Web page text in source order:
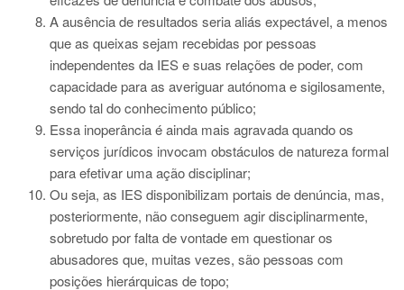
A ausência de resultados seria aliás expectável, a menos
que as queixas sejam recebidas por pessoas
independentes da IES e suas relações de poder, com
capacidade para as averiguar autónoma e sigilosamente,
sendo tal do conhecimento público;
Essa inoperância é ainda mais agravada quando os
serviços jurídicos invocam obstáculos de natureza formal
para efetivar uma ação disciplinar;
Ou seja, as IES disponibilizam portais de denúncia, mas,
posteriormente, não conseguem agir disciplinarmente,
sobretudo por falta de vontade em questionar os
abusadores que, muitas vezes, são pessoas com
posições hierárquicas de topo;